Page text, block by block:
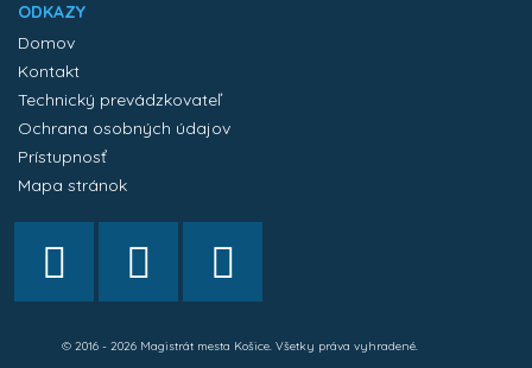
ODKAZY
Domov
Kontakt
Technický prevádzkovateľ
Ochrana osobných údajov
Prístupnosť
Mapa stránok
© 2016 - 2026 Magistrát mesta Košice. Všetky práva vyhradené.